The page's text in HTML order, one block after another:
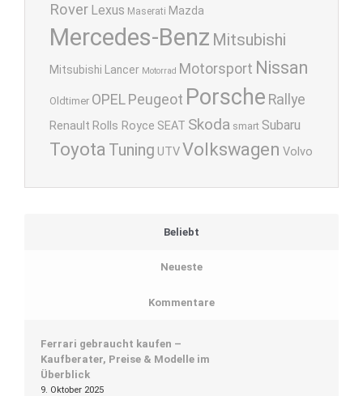
Rover Lexus Maserati Mazda
Mercedes-Benz Mitsubishi
Mitsubishi Lancer Motorrad Motorsport Nissan
Oldtimer OPELPeugeot Porsche Rallye
Renault Rolls Royce SEAT Skoda smart Subaru
Toyota Tuning UTVVolkswagen Volvo
Beliebt
Neueste
Kommentare
Ferrari gebraucht kaufen –
Kaufberater, Preise & Modelle im
Überblick
9. Oktober 2025